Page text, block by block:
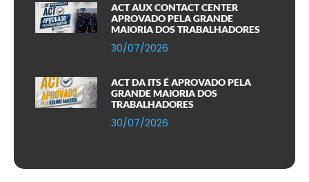
ACT AUX CONTACT CENTER
APROVADO PELA GRANDE
MAIORIA DOS TRABALHADORES
30/07/2026
ACT DA ITS É APROVADO PELA
GRANDE MAIORIA DOS
TRABALHADORES
30/07/2026